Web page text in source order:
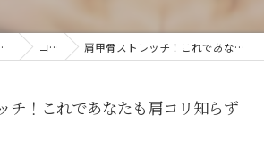
整体院 コラム 肩甲骨ストレッチ！これであなたも肩コリ知らずに！？
チ！これであなたも肩コリ知らず